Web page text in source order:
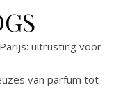
uitrusting voor
van parfum tot